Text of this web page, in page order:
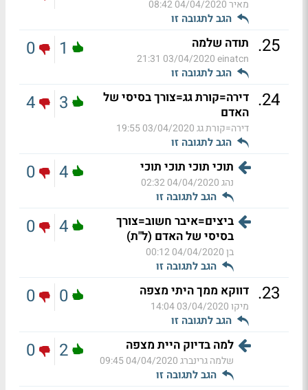
מאיר04/04/2020 08:42
הגב לתגובה זו
25
. תודה שלמה
einatcn
03/04/2020 21:31
הגב לתגובה זו
1
0
24
. דירה=קורת גג=צורך בסיסי של
האדם
דירה=קורת גג03/04/2020 19:55
הגב לתגובה זו
3
4
תוכי תוכי תוכי תוכי
נהג04/04/2020 02:32
הגב לתגובה זו
4
0
ביצים=איבר חשוב=צורך
בסיסי של האדם (ל"ת)
בן04/04/2020 00:12
הגב לתגובה זו
4
0
23
. דווקא ממך היתי מצפה
מיקו03/04/2020 14:04
הגב לתגובה זו
0
0
למה בדיוק היית מצפה
שלמה גרינברג04/04/2020 09:45
הגב לתגובה זו
2
0